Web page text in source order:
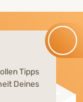
Tipps
Deines